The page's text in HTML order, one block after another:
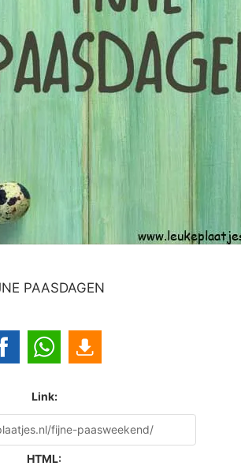
PAASDAGEN
Link:
HTML: